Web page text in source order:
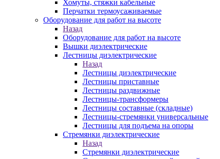
Хомуты, стяжки кабельные
Перчатки термоусаживаемые
Оборудование для работ на высоте
Назад
Оборудование для работ на высоте
Вышки диэлектрические
Лестницы диэлектрические
Назад
Лестницы диэлектрические
Лестницы приставные
Лестницы раздвижные
Лестницы-трансформеры
Лестницы составные (складные)
Лестницы-стремянки универсальные
Лестницы для подъема на опоры
Стремянки диэлектрические
Назад
Стремянки диэлектрические